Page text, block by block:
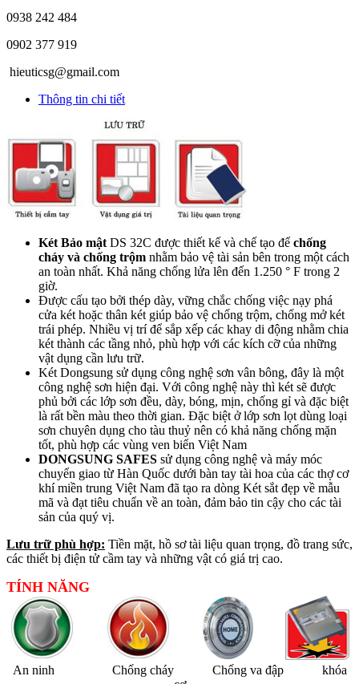
0938 242 484
0902 377 919
hieuticsg@gmail.com
Thông tin chi tiết
Két Bảo mật DS 32C được thiết kế và chế tạo để chống
cháy và chống trộm nhằm bảo vệ tài sản bên trong một cách
an toàn nhất. Khả năng chống lửa lên đến 1.250 ° F trong 2
giờ.
Được cấu tạo bởi thép dày, vững chắc chống việc nạy phá
cửa két hoặc thân két giúp bảo vệ chống trộm, chống mở két
trái phép. Nhiều vị trí để sắp xếp các khay di động nhằm chia
két thành các tầng nhỏ, phù hợp với các kích cỡ của những
vật dụng cần lưu trữ.
Két Dongsung sử dụng công nghệ sơn vân bông, đây là một
công nghệ sơn hiện đại. Với công nghệ này thì két sẽ được
phủ bởi các lớp sơn đều, dày, bóng, mịn, chống gỉ và đặc biệt
là rất bền màu theo thời gian. Đặc biệt ở lớp sơn lọt dùng loại
sơn chuyên dụng cho tàu thuỷ nên có khả năng chống mặn
tốt, phù hợp các vùng ven biển Việt Nam
DONGSUNG SAFES sử dụng công nghệ và máy móc
chuyển giao từ Hàn Quốc dưới bàn tay tài hoa của các thợ cơ
khí miền trung Việt Nam đã tạo ra dòng Két sắt đẹp về mẫu
mã và đạt tiêu chuẩn về an toàn, đảm bảo tin cậy cho các tài
sản của quý vị.
Lưu trữ phù hợp: Tiền mặt, hồ sơ tài liệu quan trọng, đồ trang sức,
các thiết bị điện tử cầm tay và những vật có giá trị cao.
TÍNH NĂNG
An ninh Chống cháy Chống va đập khóa